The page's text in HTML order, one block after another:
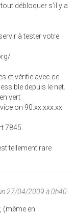
débloquer s'il y a
à tester votre
et vérifie avec ce
depuis le net.
vert
on 90.xx.xxx.xx
7845
tellement rare
27/04/2009 à 0h40
(même en